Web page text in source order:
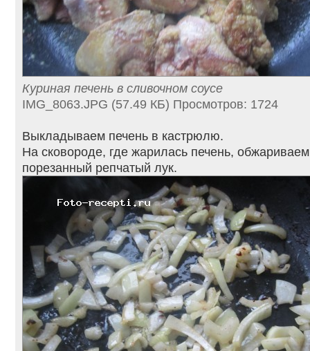
Куриная печень в сливочном соусе
IMG_8063.JPG (57.49 КБ) Просмотров: 1724
Выкладываем печень в кастрюлю.
На сковороде, где жарилась печень,
порезанный репчатый лук.